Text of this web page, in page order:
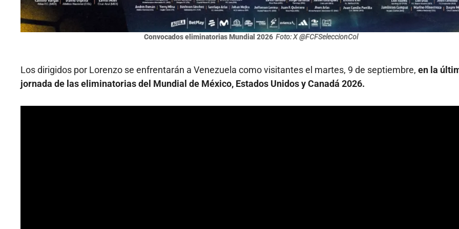
Convocados eliminatorias Mundial 2026 Foto: X @FCFSeleccionCol
Los dirigidos por Lorenzo se enfrentarán a Venezuela como visitantes el martes, 9 de septiembre, en la
jornada de las eliminatorias del Mundial de México, Estados Unidos y Canadá 2026.